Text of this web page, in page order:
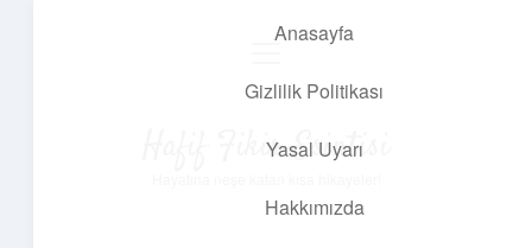
Anasayfa
Gizlilik Politikası
Yasal Uyarı
Hakkımızda
Hafif Fikir Esintisi